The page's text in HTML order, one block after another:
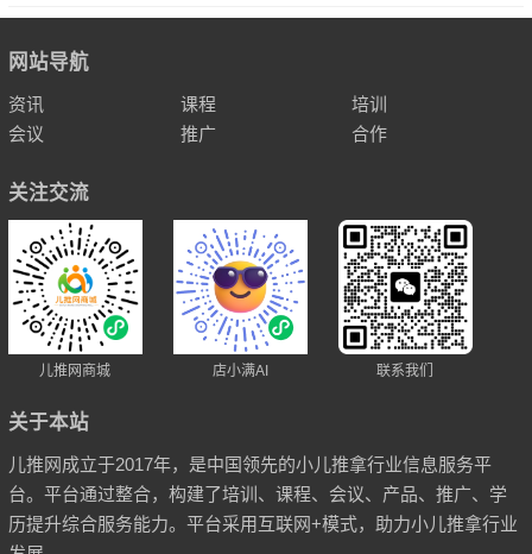
网站导航
资讯 课程
培训
会议
推广 合作
关注交流
儿推网商城 店小满AI 联系我们
关于本站
儿推网成立于2017年，是中国领先的小儿推拿行业信息服务平
台。平台通过整合，构建了培训、课程、会议、产品、推广、学
历提升综合服务能力。平台采用互联网+模式，助力小儿推拿行业